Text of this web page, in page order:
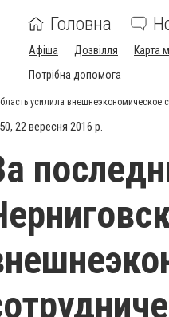
Головна
Афіша Дозвілля Карта
Потрібна допомога
усилила внешнеэкономическое
22 вересня 2016 р.